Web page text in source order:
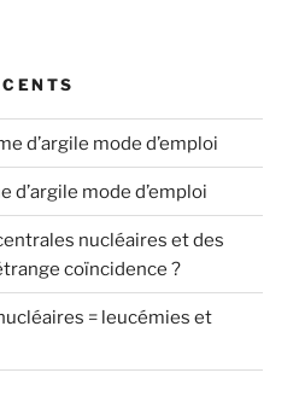
d’argile mode d’emploi
d’argile mode d’emploi
nucléaires et des
coïncidence ?
= leucémies et